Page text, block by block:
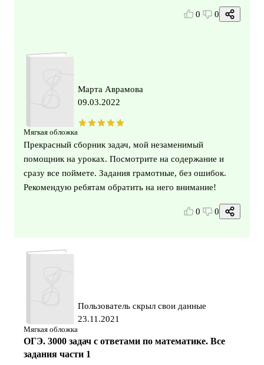
0 0
Мягкая обложка
Марта Аврамова
09.03.2022
Прекрасный сборник задач, мой незаменимый
помощник на уроках. Посмотрите на содержание и
сразу все поймете. Задания грамотные, без ошибок.
Рекомендую ребятам обратить на него внимание!
0 0
Мягкая обложка
Пользователь скрыл свои данные
23.11.2021
ОГЭ. 3000 задач с ответами по математике. Все
задания части 1